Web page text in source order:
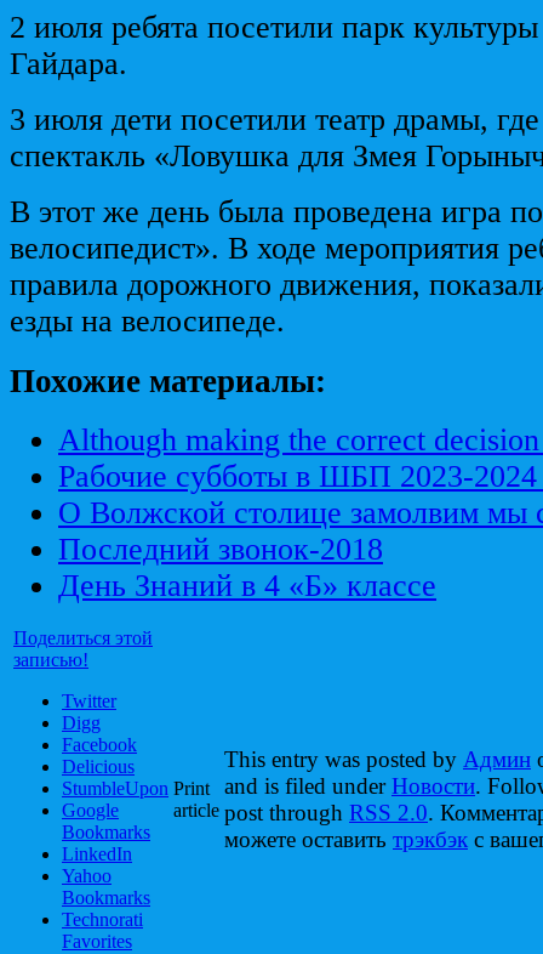
2 июля ребята посетили парк
Гайдара.
3 июля дети посетили театр драмы,
спектакль «Ловушка для Змея
В этот же день была проведена игра
велосипедист». В ходе мероприятия
правила дорожного движения,
езды на велосипеде.
Похожие материалы:
Although making the correct
Рабочие субботы в ШБП 2023-2024
О Волжской столице замолвим мы
Последний звонок-2018
День Знаний в 4 «Б» классе
Поделиться этой
записью!
Twitter
Digg
Facebook
Delicious
StumbleUpon
Google
Bookmarks
LinkedIn
Yahoo
Bookmarks
Technorati
Favorites
Print
article
This entry was posted by Админ
and is filed underНовости.
post through RSS 2.0.
можете оставить трэкбэк с